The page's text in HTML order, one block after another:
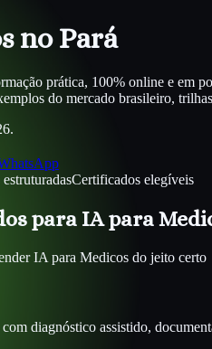
no Pará
prática, 100% online e em
do mercado brasileiro,
.
Certificados elegíveis
para IA para
IA para Medicos do jeito certo
diagnóstico assistido,